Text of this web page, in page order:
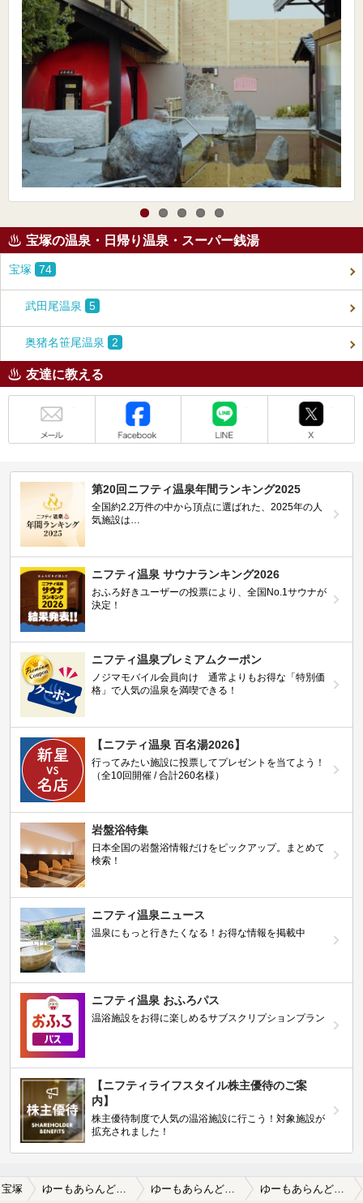
宝塚の温泉・日帰り温泉・スーパー銭湯
宝塚 74
武田尾温泉 5
奥猪名笹尾温泉 2
友達に教える
第20回ニフティ温泉年間ランキング2025
全国約2.2万件の中から頂点に選ばれた、2025年の人
気施設は…
ニフティ温泉 サウナランキング2026
おふろ好きユーザーの投票により、全国No.1サウナが
決定！
ニフティ温泉プレミアムクーポン
ノジマモバイル会員向け 通常よりもお得な「特別価
格」で人気の温泉を満喫できる！
【ニフティ温泉 百名湯2026】
行ってみたい施設に投票してプレゼントを当てよう！
（全10回開催 / 合計260名様）
岩盤浴特集
日本全国の岩盤浴情報だけをピックアップ。まとめて
検索！
ニフティ温泉ニュース
温泉にもっと行きたくなる！お得な情報を掲載中
ニフティ温泉 おふろパス
温浴施設をお得に楽しめるサブスクリプションプラン
【ニフティライフスタイル株主優待のご案
内】
株主優待制度で人気の温浴施設に行こう！対象施設が
拡充されました！
宝塚 ゆーもあらんど福栄の口コミ 行きつけになりかれこれ10数年♨️いつ…